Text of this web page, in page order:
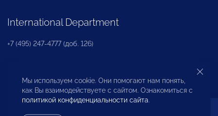
International Department
+7 (495) 247-4777 (доб. 126)
Business and Investment Rights Protection
Department
Мы используем cookie. Они помогают нам понять,
как Вы взаимодействуете с сайтом. Ознакомиться с
политикой конфиденциальности сайта.